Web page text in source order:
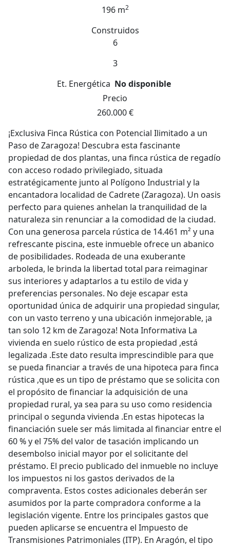
196 m2
Construidos
6
3
Et. Energética No disponible
Precio
260.000 €
¡Exclusiva Finca Rústica con Potencial Ilimitado a un
Paso de Zaragoza! Descubra esta fascinante
propiedad de dos plantas, una finca rústica de regadío
con acceso rodado privilegiado, situada
estratégicamente junto al Polígono Industrial y la
encantadora localidad de Cadrete (Zaragoza). Un oasis
perfecto para quienes anhelan la tranquilidad de la
naturaleza sin renunciar a la comodidad de la ciudad.
Con una generosa parcela rústica de 14.461 m² y una
refrescante piscina, este inmueble ofrece un abanico
de posibilidades. Rodeada de una exuberante
arboleda, le brinda la libertad total para reimaginar
sus interiores y adaptarlos a tu estilo de vida y
preferencias personales. No deje escapar esta
oportunidad única de adquirir una propiedad singular,
con un vasto terreno y una ubicación inmejorable, ¡a
tan solo 12 km de Zaragoza! Nota Informativa La
vivienda en suelo rústico de esta propiedad ,está
legalizada .Este dato resulta imprescindible para que
se pueda financiar a través de una hipoteca para finca
rústica ,que es un tipo de préstamo que se solicita con
el propósito de financiar la adquisición de una
propiedad rural, ya sea para su uso como residencia
principal o segunda vivienda .En estas hipotecas la
financiación suele ser más limitada al financiar entre el
60 % y el 75% del valor de tasación implicando un
desembolso inicial mayor por el solicitante del
préstamo. El precio publicado del inmueble no incluye
los impuestos ni los gastos derivados de la
compraventa. Estos costes adicionales deberán ser
asumidos por la parte compradora conforme a la
legislación vigente. Entre los principales gastos que
pueden aplicarse se encuentra el Impuesto de
Transmisiones Patrimoniales (ITP). En Aragón, el tipo